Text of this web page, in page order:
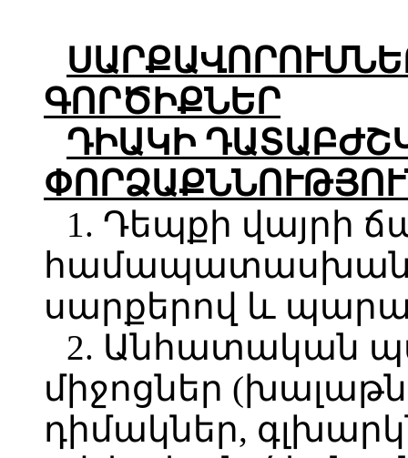
ԳՈՐԾԻՔՆԵՐ
ԴԻԱԿԻ
1. Դեպքի վայրի
համապատասխան
սարքերով և
2. Անհատական
միջոցներ
դիմակներ,